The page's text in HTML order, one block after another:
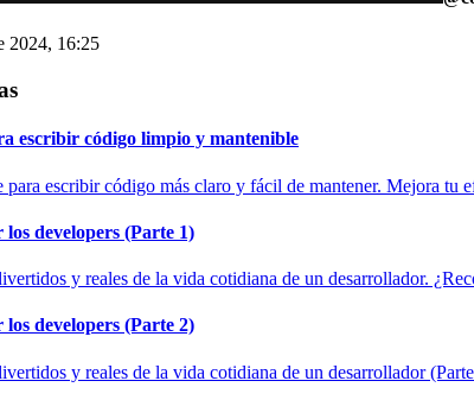
2024, 16:25
escribir código limpio y mantenible
para escribir código más claro y fácil de mantener. Mejora
los developers (Parte 1)
y reales de la vida cotidiana de un desarrollador.
los developers (Parte 2)
y reales de la vida cotidiana de un desarrollador